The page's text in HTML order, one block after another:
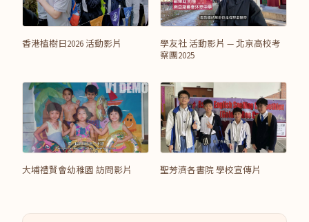
香港植樹日2026 活動影片
學友社 活動影片 — 北京高校考
察團2025
大埔禮賢會幼稚園 訪問影片 聖芳濟各書院 學校宣傳片